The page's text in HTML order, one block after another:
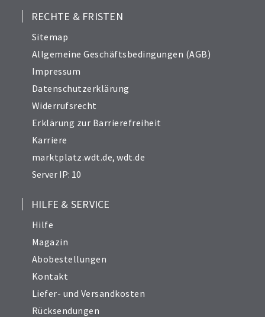
RECHTE & FRISTEN
Sitemap
Allgemeine Geschäftsbedingungen (AGB)
Impressum
Datenschutzerklärung
Widerrufsrecht
Erklärung zur Barrierefreiheit
Karriere
marktplatz.wdt.de,wdt.de
Server IP: 10
HILFE & SERVICE
Hilfe
Magazin
Abobestellungen
Kontakt
Liefer- und Versandkosten
Rücksendungen